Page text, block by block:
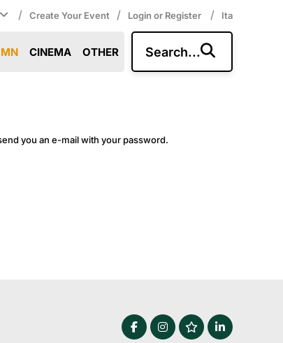
/ Create Your Event / Login or Register / Ita
CINEMA OTHER Search...
you an e-mail with your password.